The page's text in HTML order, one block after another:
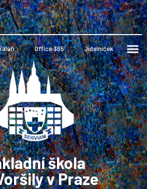
Office 365 Jídelníček
škola
v Praze